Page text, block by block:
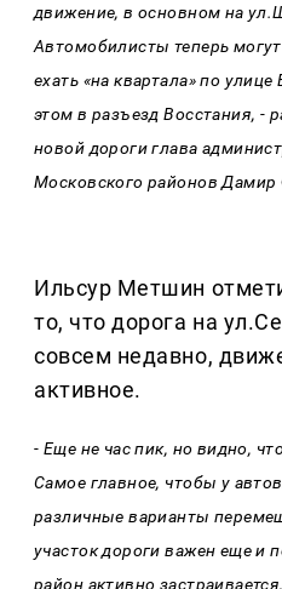
движение, в основном на
Автомобилисты теперь
ехать «на квартала» по
этом в разъезд Восстания, -
новой дороги глава
Московского районов Дамир
Ильсур Метшин
то, что дорога на
совсем недавно,
активное.
- Еще не час пик, но видно,
Самое главное, чтобы у
различные варианты
участок дороги важен еще и
район активно